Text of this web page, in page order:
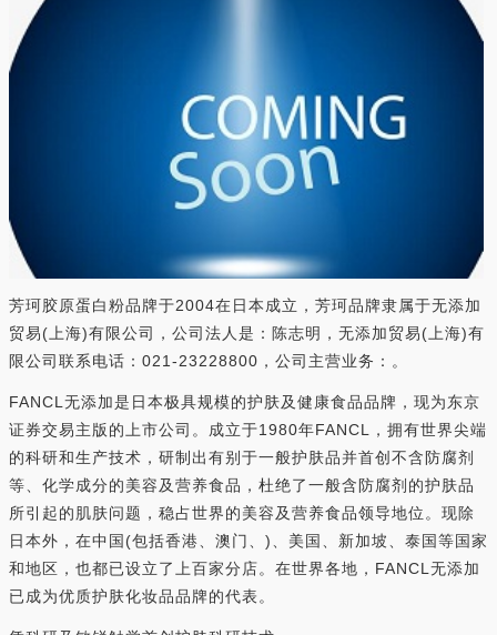
芳珂胶原蛋白粉品牌于2004在日本成立，芳珂品牌隶属于无添加
贸易(上海)有限公司，公司法人是：陈志明，无添加贸易(上海)有
限公司联系电话：021-23228800，公司主营业务：。
FANCL无添加是日本极具规模的护肤及健康食品品牌，现为东京
证券交易主版的上市公司。成立于1980年FANCL，拥有世界尖端
的科研和生产技术，研制出有别于一般护肤品并首创不含防腐剂
等、化学成分的美容及营养食品，杜绝了一般含防腐剂的护肤品
所引起的肌肤问题，稳占世界的美容及营养食品领导地位。现除
日本外，在中国(包括香港、澳门、)、美国、新加坡、泰国等国家
和地区，也都已设立了上百家分店。在世界各地，FANCL无添加
已成为优质护肤化妆品品牌的代表。